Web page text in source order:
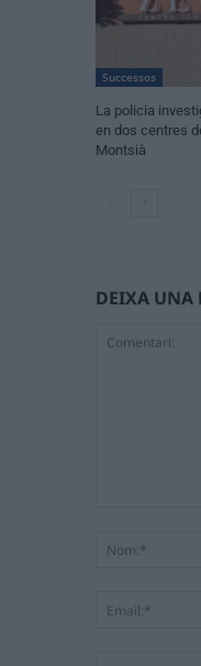
Successos
La policia
en dos centres
Montsià
DEIXA UNA